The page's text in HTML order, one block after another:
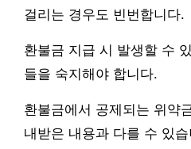
걸리는 경우도 빈번합니다.
환불금 지급 시 발생할 수
들을 숙지해야 합니다.
환불금에서 공제되는 위약
내받은 내용과 다를 수 있